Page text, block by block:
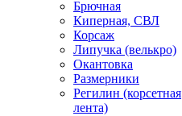
Брючная
Киперная, СВЛ
Корсаж
Липучка (велькро)
Окантовка
Размерники
Регилин (корсетная
лента)